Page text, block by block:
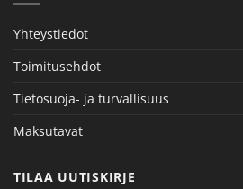
Yhteystiedot
Toimitusehdot
Tietosuoja- ja turvallisuus
Maksutavat
TILAA UUTISKIRJE